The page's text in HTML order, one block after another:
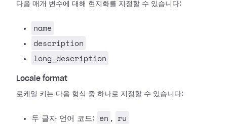
다음 매개 변수에 대해 현지화를 지정할 수 있습니다:
name
description
long_description
Locale format
로케일 키는 다음 형식 중 하나로 지정할 수 있습니다:
두 글자 언어 코드: en , ru